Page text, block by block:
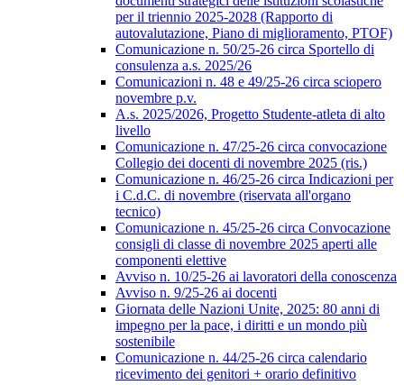
per il triennio 2025-2028 (Rapporto di
autovalutazione, Piano di miglioramento, PTOF)
Comunicazione n. 50/25-26 circa Sportello di
consulenza a.s. 2025/26
Comunicazioni n. 48 e 49/25-26 circa sciopero
novembre p.v.
A.s. 2025/2026, Progetto Studente-atleta di alto
livello
Comunicazione n. 47/25-26 circa convocazione
Collegio dei docenti di novembre 2025 (ris.)
Comunicazione n. 46/25-26 circa Indicazioni per
i C.d.C. di novembre (riservata all'organo
tecnico)
Comunicazione n. 45/25-26 circa Convocazione
consigli di classe di novembre 2025 aperti alle
componenti elettive
Avviso n. 10/25-26 ai lavoratori della conoscenza
Avviso n. 9/25-26 ai docenti
Giornata delle Nazioni Unite, 2025: 80 anni di
impegno per la pace, i diritti e un mondo più
sostenibile
Comunicazione n. 44/25-26 circa calendario
ricevimento dei genitori + orario definitivo